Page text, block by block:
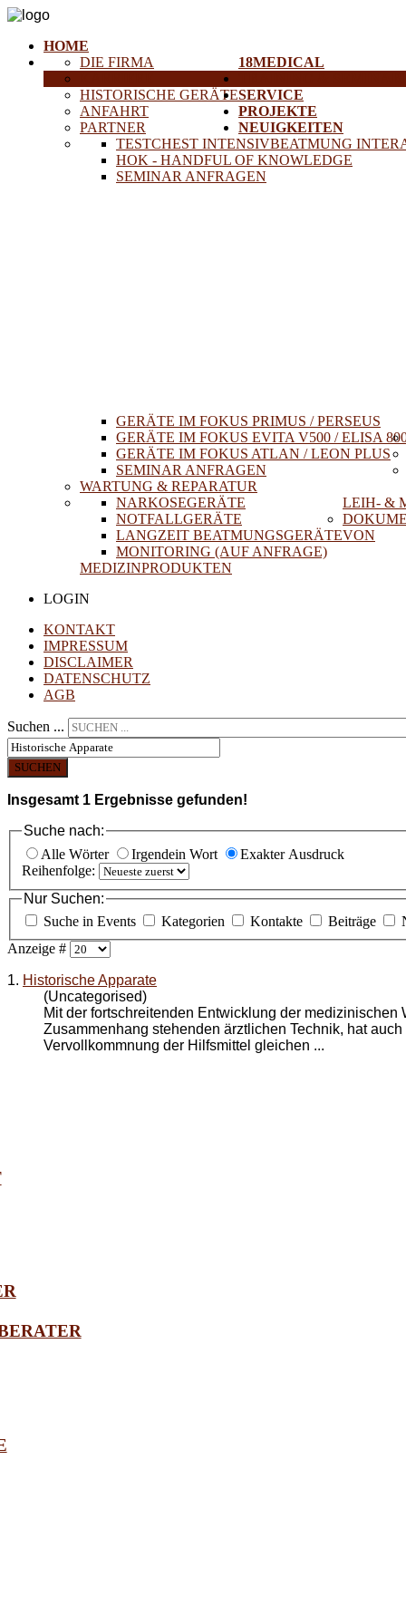
HOME
18MEDICAL
DIE FIRMA
HISTORISCHE GERÄTE
ANFAHRT
PARTNER
TESTCHEST INTENSIVBEATMUNG
HOK - HANDFUL OF KNOWLEDGE
SEMINAR ANFRAGEN
GERÄTE IM FOKUS PRIMUS / PERSEUS
GERÄTE IM FOKUS EVITA V500 / ELISA
GERÄTE IM FOKUS ATLAN / LEON PLUS
SEMINAR ANFRAGEN
SERVICE
WARTUNG & REPARATUR
LEIH- &
NARKOSEGERÄTE
NOTFALLGERÄTE
LANGZEIT BEATMUNGSGERÄTE
MONITORING (AUF ANFRAGE)
VON
MEDIZINPRODUKTEN
PROJEKTE
NEUIGKEITEN
LOGIN
KONTAKT
IMPRESSUM
DISCLAIMER
DATENSCHUTZ
AGB
Suchen ...
SUCHEN
Insgesamt 1 Ergebnisse gefunden!
Suche nach:
Alle Wörter
Irgendein Wort
Exakter Ausdruck
Reihenfolge:
Nur Suchen:
Suche in Events
Kategorien Kontakte Beiträge
Anzeige #
1. Historische Apparate
(Uncategorised)
Mit der fortschreitenden Entwicklung der medizinischen
Zusammenhang stehenden ärztlichen Technik, hat
Vervollkommnung der Hilfsmittel gleichen ...